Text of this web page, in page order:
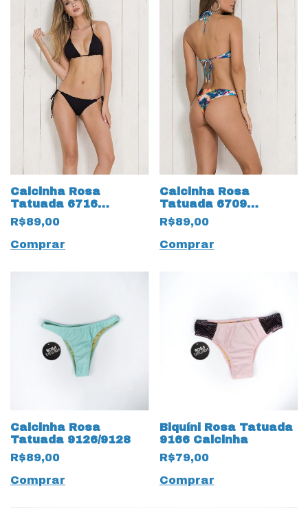
Calcinha Rosa
Tatuada 6716
Reversível 2 em 1
R$89,00
Comprar
Calcinha Rosa
Tatuada 6709
Estampada
Tradicional
R$89,00
Comprar
Calcinha Rosa
Tatuada 9126/9128
R$89,00
Comprar
Biquíni Rosa Tatuada
9166 Calcinha
R$79,00
Comprar